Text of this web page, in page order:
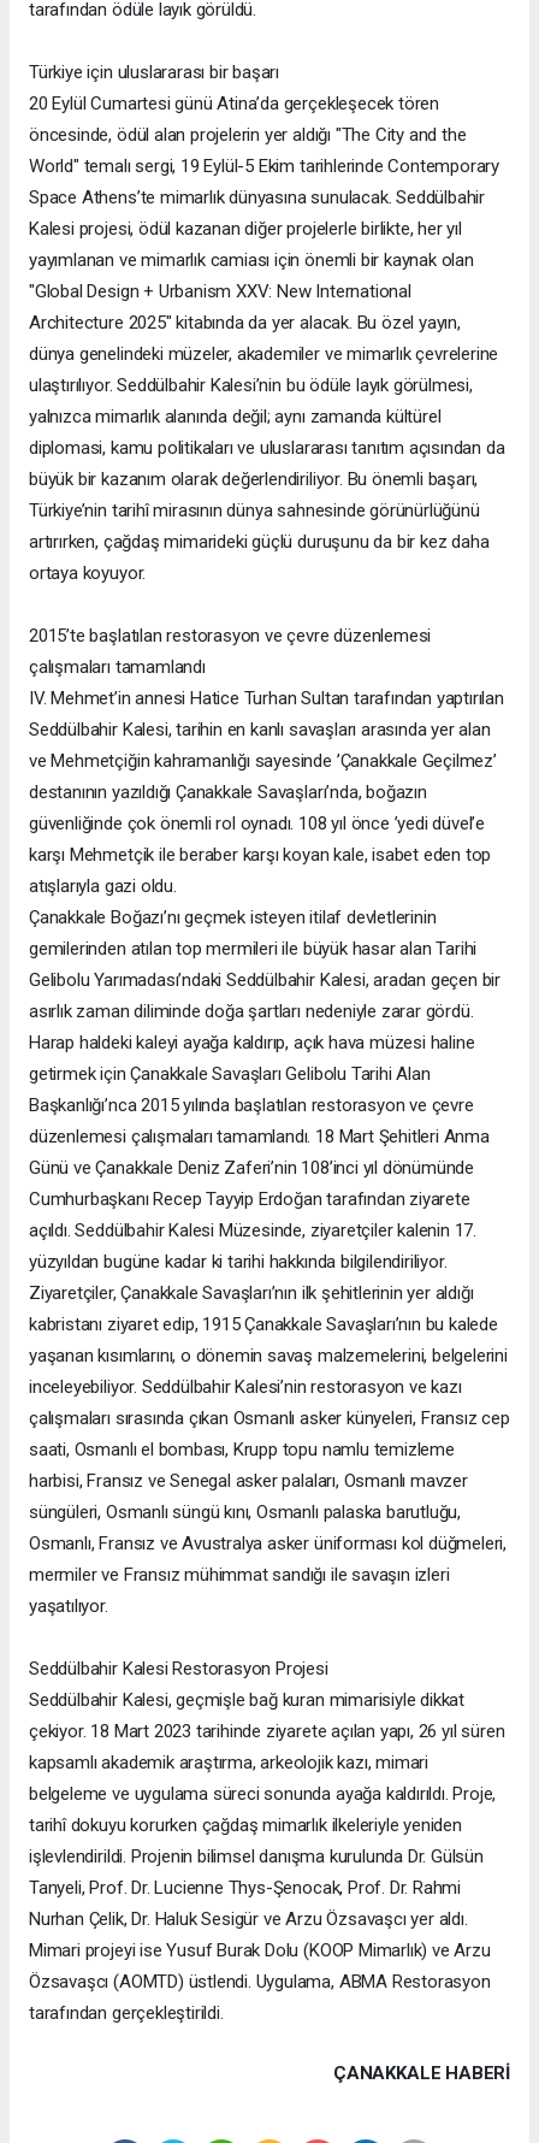
tarafından ödüle layık görüldü.
Türkiye için uluslararası bir başarı
20 Eylül Cumartesi günü Atina’da gerçekleşecek tören
öncesinde, ödül alan projelerin yer aldığı "The City and the
World" temalı sergi, 19 Eylül-5 Ekim tarihlerinde Contemporary
Space Athens’te mimarlık dünyasına sunulacak. Seddülbahir
Kalesi projesi, ödül kazanan diğer projelerle birlikte, her yıl
yayımlanan ve mimarlık camiası için önemli bir kaynak olan
"Global Design + Urbanism XXV: New International
Architecture 2025" kitabında da yer alacak. Bu özel yayın,
dünya genelindeki müzeler, akademiler ve mimarlık çevrelerine
ulaştırılıyor. Seddülbahir Kalesi’nin bu ödüle layık görülmesi,
yalnızca mimarlık alanında değil; aynı zamanda kültürel
diplomasi, kamu politikaları ve uluslararası tanıtım açısından da
büyük bir kazanım olarak değerlendiriliyor. Bu önemli başarı,
Türkiye’nin tarihî mirasının dünya sahnesinde görünürlüğünü
artırırken, çağdaş mimarideki güçlü duruşunu da bir kez daha
ortaya koyuyor.
2015’te başlatılan restorasyon ve çevre düzenlemesi
çalışmaları tamamlandı
IV. Mehmet’in annesi Hatice Turhan Sultan tarafından yaptırılan
Seddülbahir Kalesi, tarihin en kanlı savaşları arasında yer alan
ve Mehmetçiğin kahramanlığı sayesinde ’Çanakkale Geçilmez’
destanının yazıldığı Çanakkale Savaşları’nda, boğazın
güvenliğinde çok önemli rol oynadı. 108 yıl önce ’yedi düvel’e
karşı Mehmetçik ile beraber karşı koyan kale, isabet eden top
atışlarıyla gazi oldu.
Çanakkale Boğazı’nı geçmek isteyen itilaf devletlerinin
gemilerinden atılan top mermileri ile büyük hasar alan Tarihi
Gelibolu Yarımadası’ndaki Seddülbahir Kalesi, aradan geçen bir
asırlık zaman diliminde doğa şartları nedeniyle zarar gördü.
Harap haldeki kaleyi ayağa kaldırıp, açık hava müzesi haline
getirmek için Çanakkale Savaşları Gelibolu Tarihi Alan
Başkanlığı’nca 2015 yılında başlatılan restorasyon ve çevre
düzenlemesi çalışmaları tamamlandı. 18 Mart Şehitleri Anma
Günü ve Çanakkale Deniz Zaferi’nin 108’inci yıl dönümünde
Cumhurbaşkanı Recep Tayyip Erdoğan tarafından ziyarete
açıldı. Seddülbahir Kalesi Müzesinde, ziyaretçiler kalenin 17.
yüzyıldan bugüne kadar ki tarihi hakkında bilgilendiriliyor.
Ziyaretçiler, Çanakkale Savaşları’nın ilk şehitlerinin yer aldığı
kabristanı ziyaret edip, 1915 Çanakkale Savaşları’nın bu kalede
yaşanan kısımlarını, o dönemin savaş malzemelerini, belgelerini
inceleyebiliyor. Seddülbahir Kalesi’nin restorasyon ve kazı
çalışmaları sırasında çıkan Osmanlı asker künyeleri, Fransız cep
saati, Osmanlı el bombası, Krupp topu namlu temizleme
harbisi, Fransız ve Senegal asker palaları, Osmanlı mavzer
süngüleri, Osmanlı süngü kını, Osmanlı palaska barutluğu,
Osmanlı, Fransız ve Avustralya asker üniforması kol düğmeleri,
mermiler ve Fransız mühimmat sandığı ile savaşın izleri
yaşatılıyor.
Seddülbahir Kalesi Restorasyon Projesi
Seddülbahir Kalesi, geçmişle bağ kuran mimarisiyle dikkat
çekiyor. 18 Mart 2023 tarihinde ziyarete açılan yapı, 26 yıl süren
kapsamlı akademik araştırma, arkeolojik kazı, mimari
belgeleme ve uygulama süreci sonunda ayağa kaldırıldı. Proje,
tarihî dokuyu korurken çağdaş mimarlık ilkeleriyle yeniden
işlevlendirildi. Projenin bilimsel danışma kurulunda Dr. Gülsün
Tanyeli, Prof. Dr. Lucienne Thys-Şenocak, Prof. Dr. Rahmi
Nurhan Çelik, Dr. Haluk Sesigür ve Arzu Özsavaşcı yer aldı.
Mimari projeyi ise Yusuf Burak Dolu (KOOP Mimarlık) ve Arzu
Özsavaşcı (AOMTD) üstlendi. Uygulama, ABMA Restorasyon
tarafından gerçekleştirildi.
ÇANAKKALE HABERİ